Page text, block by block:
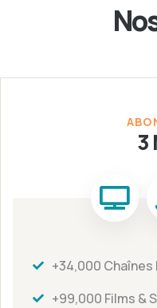
3
+34,000
+99,000 Films &